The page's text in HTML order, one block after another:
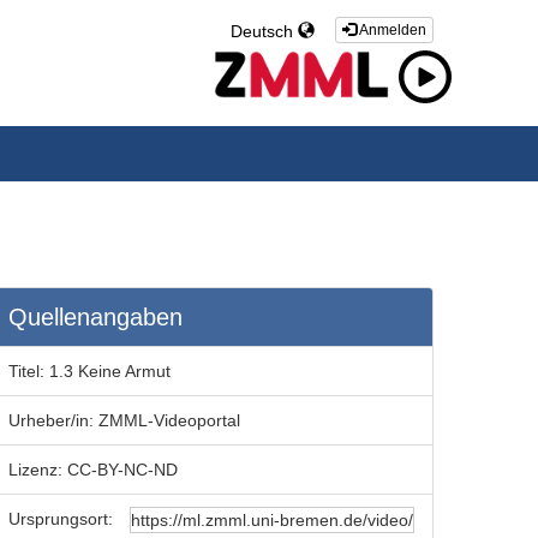
Anmelden
Deutsch
Quellenangaben
Titel: 1.3 Keine Armut
Urheber/in: ZMML-Videoportal
Lizenz: CC-BY-NC-ND
Ursprungsort: